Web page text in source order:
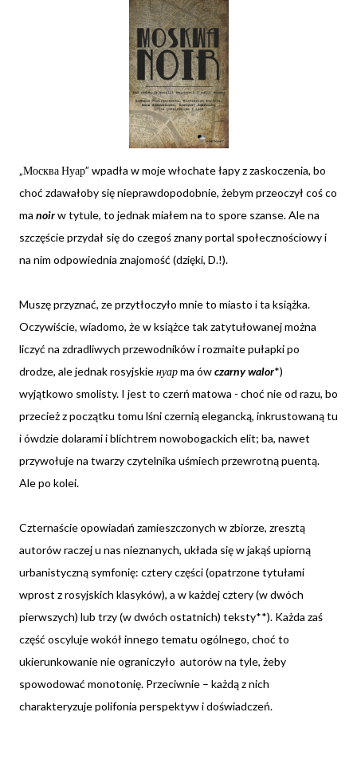
„Москва Нуар” wpadła w moje włochate łapy z zaskoczenia, bo
choć zdawałoby się nieprawdopodobnie, żebym przeoczył coś co
ma noirw tytule, to jednak miałem na to spore szanse. Ale na
szczęście przydał się do czegoś znany portal społecznościowy i
na nim odpowiednia znajomość (dzięki, D.!).
Muszę przyznać, ze przytłoczyło mnie to miasto i ta książka.
Oczywiście, wiadomo, że w książce tak zatytułowanej można
liczyć na zdradliwych przewodników i rozmaite pułapki po
drodze, ale jednak rosyjskieнуарma ówczarny walor*)
wyjątkowo smolisty. I jest to czerń matowa - choć nie od razu, bo
przecież z początku tomu lśni czernią elegancką, inkrustowaną tu
i ówdzie dolarami i blichtrem nowobogackich elit; ba, nawet
przywołuje na twarzy czytelnika uśmiech przewrotną puentą.
Ale po kolei.
Czternaście opowiadań zamieszczonych w zbiorze, zresztą
autorów raczej u nas nieznanych, układa się w jakąś upiorną
urbanistyczną symfonię: cztery części (opatrzone tytułami
wprost z rosyjskich klasyków), a w każdej cztery (w dwóch
pierwszych) lub trzy (w dwóch ostatnich) teksty**). Każda zaś
część oscyluje wokół innego tematu ogólnego, choć to
ukierunkowanie nie ograniczyło autorów na tyle, żeby
spowodować monotonię. Przeciwnie – każdą z nich
charakteryzuje polifonia perspektyw i doświadczeń.